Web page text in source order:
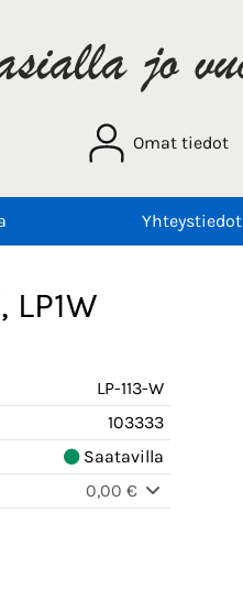
Omat tiedot
Yhteystiedot
LP-113-W
103333
Saatavilla
0,00 €